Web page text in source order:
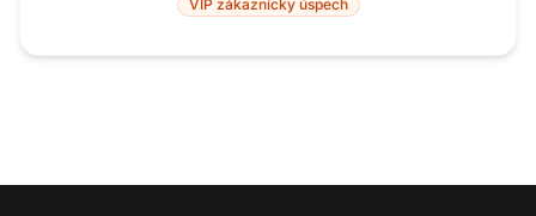
VIP zákaznícky úspech